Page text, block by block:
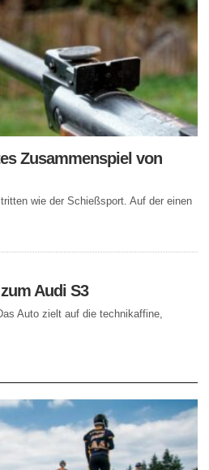
Zusammenspiel von
wie der Schießsport. Auf der einen
Audi S3
Auto zielt auf die technikaffine,